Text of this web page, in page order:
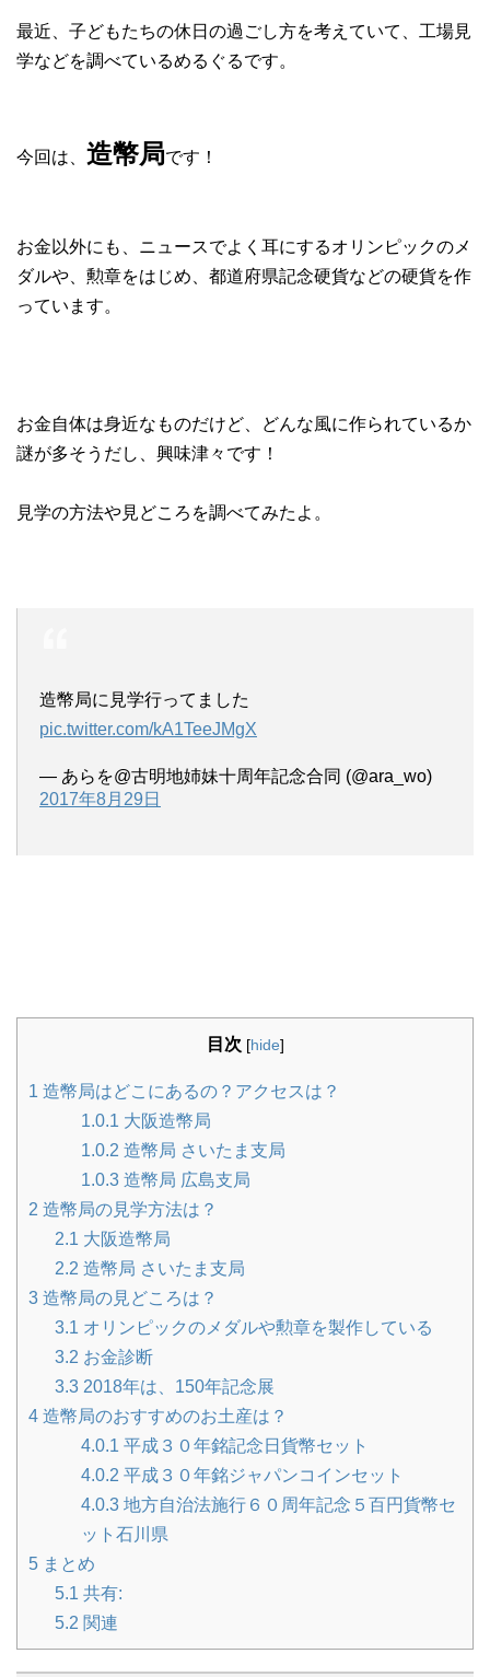
最近、子どもたちの休日の過ごし方を考えていて、工場見
学などを調べているめるぐるです。
今回は、 造幣局です！
お金以外にも、ニュースでよく耳にするオリンピックのメ
ダルや、勲章をはじめ、都道府県記念硬貨などの硬貨を作
っています。
お金自体は身近なものだけど、どんな風に作られているか
謎が多そうだし、興味津々です！
見学の方法や見どころを調べてみたよ。
造幣局に見学行ってました
pic.twitter.com/kA1TeeJMgX
— あらを@古明地姉妹十周年記念合同 (@ara_wo)
2017年8月29日
目次 [hide]
1 造幣局はどこにあるの？アクセスは？
1.0.1 大阪造幣局
1.0.2 造幣局 さいたま支局
1.0.3 造幣局 広島支局
2 造幣局の見学方法は？
2.1 大阪造幣局
2.2 造幣局 さいたま支局
3 造幣局の見どころは？
3.1 オリンピックのメダルや勲章を製作している
3.2 お金診断
3.3 2018年は、150年記念展
4 造幣局のおすすめのお土産は？
4.0.1 平成３０年銘記念日貨幣セット
4.0.2 平成３０年銘ジャパンコインセット
4.0.3 地方自治法施行６０周年記念５百円貨幣セ
ット石川県
5 まとめ
5.1 共有:
5.2 関連